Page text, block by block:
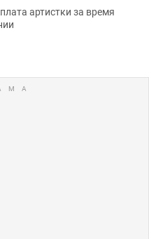
артистки за время